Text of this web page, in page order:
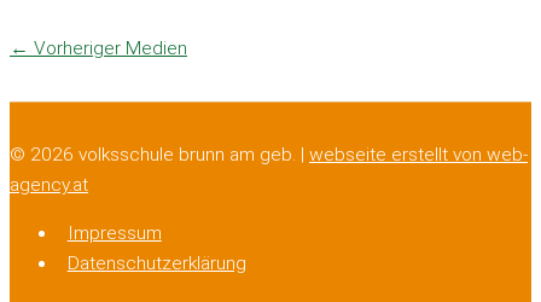
← Vorheriger Medien
© 2026 volksschule brunn am geb. | webseite erstellt von web-
agency.at
Impressum
Datenschutzerklärung